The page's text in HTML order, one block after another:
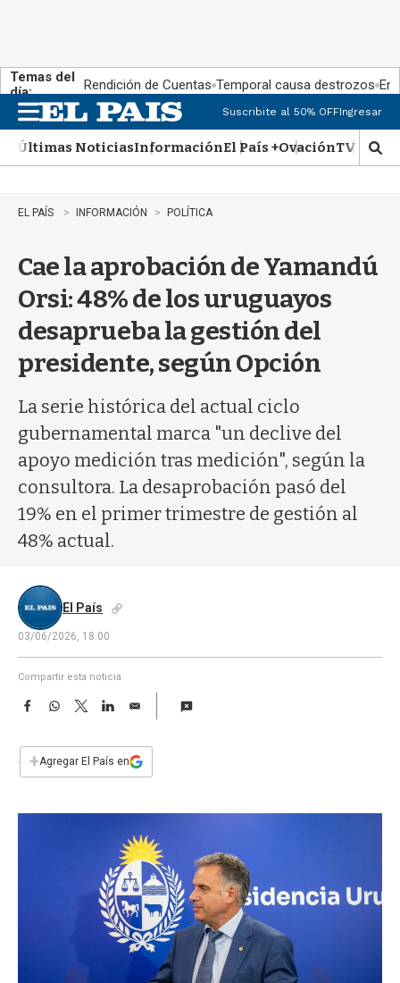
Temas del
día:
Rendición de Cuentas Temporal causa destrozos En
n
u
Suscribite al 50% OFFIngresar
Últimas NoticiasInformaciónEl País +OvaciónTV Show
M
o
r
b
EL PAÍS INFORMACIÓN POLÍTICA
Cae la aprobación de Yamandú
Orsi: 48% de los uruguayos
desaprueba la gestión del
presidente, según Opción
La serie histórica del actual ciclo
gubernamental marca "un declive del
apoyo medición tras medición", según la
consultora. La desaprobación pasó del
19% en el primer trimestre de gestión al
48% actual.
El País
03/06/2026, 18:00
Compartir esta noticia
F
e
b
W
s
T
w
t
L
E
i
l
+Agregar El País en